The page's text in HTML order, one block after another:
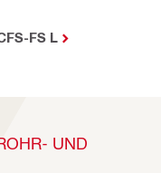
FS L
UND